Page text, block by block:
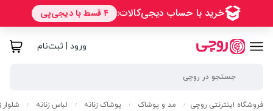
ورود | ثبت‌نام
فروشگاه اینترنتی روچی / مد و پوشاک / پوشاک زنانه / لباس زنانه / شلوار